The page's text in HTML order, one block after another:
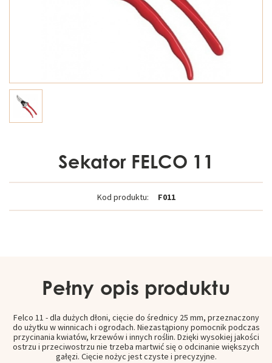
Sekator FELCO 11
Kod produktu: F011
Pełny opis produktu
Felco 11 - dla dużych dłoni, cięcie do średnicy 25 mm, przeznaczony
do użytku w winnicach i ogrodach. Niezastąpiony pomocnik podczas
przycinania kwiatów, krzewów i innych roślin. Dzięki wysokiej jakości
ostrzu i przeciwostrzu nie trzeba martwić się o odcinanie większych
gałęzi. Cięcie nożyc jest czyste i precyzyjne.